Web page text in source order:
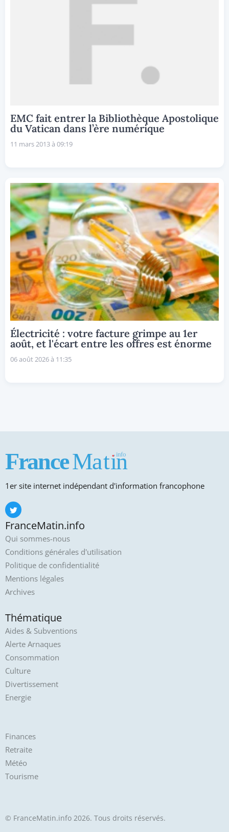
EMC fait entrer la Bibliothèque Apostolique
du Vatican dans l’ère numérique
11 mars 2013 à 09:19
Électricité : votre facture grimpe au 1er
août, et l'écart entre les offres est énorme
06 août 2026 à 11:35
1er site internet indépendant d'information francophone
FranceMatin.info
Qui sommes-nous
Conditions générales d'utilisation
Politique de confidentialité
Mentions légales
Archives
Thématique
Aides & Subventions
Alerte Arnaques
Consommation
Culture
Divertissement
Energie
Finances
Retraite
Météo
Tourisme
© FranceMatin.info 2026. Tous droits réservés.